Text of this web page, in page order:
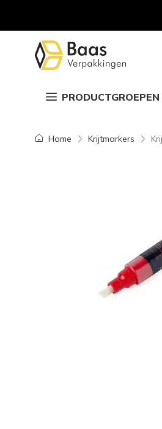
PRODUCTGROEPEN
Home Krijtmarkers